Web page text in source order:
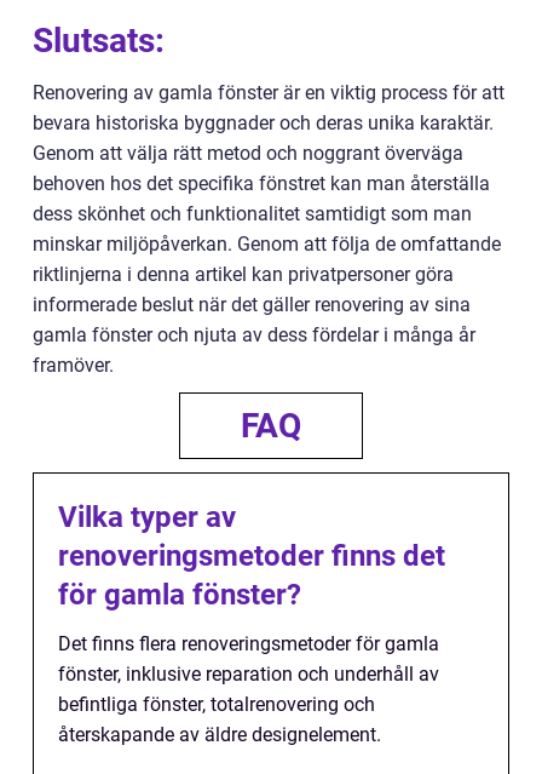
Slutsats:
Renovering av gamla fönster är en viktig process för att
bevara historiska byggnader och deras unika karaktär.
Genom att välja rätt metod och noggrant överväga
behoven hos det specifika fönstret kan man återställa
dess skönhet och funktionalitet samtidigt som man
minskar miljöpåverkan. Genom att följa de omfattande
riktlinjerna i denna artikel kan privatpersoner göra
informerade beslut när det gäller renovering av sina
gamla fönster och njuta av dess fördelar i många år
framöver.
FAQ
Vilka typer av
renoveringsmetoder finns det
för gamla fönster?
Det finns flera renoveringsmetoder för gamla
fönster, inklusive reparation och underhåll av
befintliga fönster, totalrenovering och
återskapande av äldre designelement.